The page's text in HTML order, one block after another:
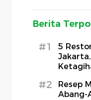
Berita
#1
5
#2
Resep
Abang-